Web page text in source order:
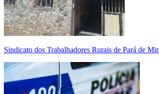
Sindicato dos Trabalhadores Rurais de Pará de